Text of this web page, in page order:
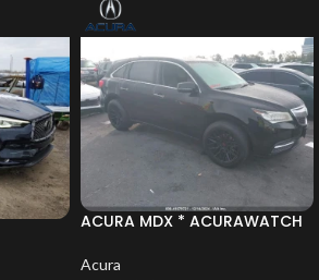
ACURA MDX * ACURAWATCH
21736157009071023
Acura